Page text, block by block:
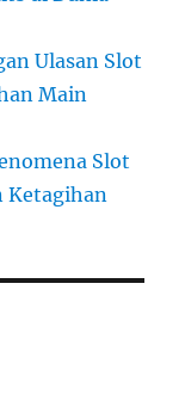
Ulasan Slot
Main
Slot
Ketagihan